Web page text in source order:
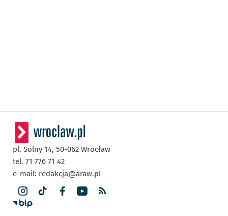
pl. Solny 14, 50-062 Wrocław
tel. 71 776 71 42
e-mail: redakcja@araw.pl